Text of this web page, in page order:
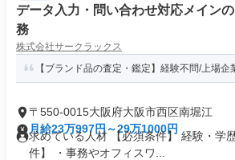
データ入力・問い合わせ対応メイン
務
株式会社サークラックス
【ブランド品の査定・鑑定】経験不問/上場企
〒550-0015大阪府大阪市西区南堀江
月給23万997円～29万1000円
求めている人材 【必須条件】 経験・学
件】 ・事務やオフィスワ...